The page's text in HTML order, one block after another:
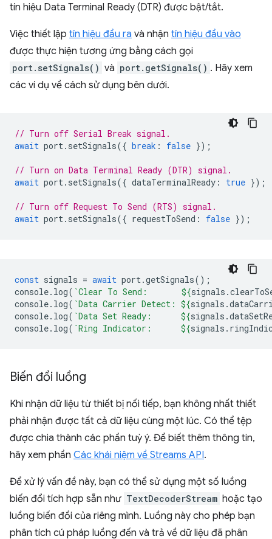
tín hiệu Data Terminal Ready (DTR) được bật/tắt.
Việc thiết lập tín hiệu đầu ra và nhận tín hiệu đầu vào
được thực hiện tương ứng bằng cách gọi
port.setSignals() và port.getSignals() . Hãy xem
các ví dụ về cách sử dụng bên dưới.
// Turn off Serial Break signal.
await port. setSignals({ break : false });
// Turn on Data Terminal Ready (DTR) signal.
await port. setSignals({ dataTerminalReady : true });
// Turn off Request To Send (RTS) signal.
await port. setSignals({ requestToSend : false });
const signals = await port.getSignals();
console. log( `Clear To Send: ${signals .
console. log( `Data Carrier Detect: ${signals .
console. log( `Data Set Ready: ${signals .
console. log( `Ring Indicator: ${signals .
Biến đổi luồng
Khi nhận dữ liệu từ thiết bị nối tiếp, bạn không nhất thiết
phải nhận được tất cả dữ liệu cùng một lúc. Có thể tệp
được chia thành các phần tuỳ ý. Để biết thêm thông tin,
hãy xem phần Các khái niệm về Streams API.
Để xử lý vấn đề này, bạn có thể sử dụng một số luồng
biến đổi tích hợp sẵn như TextDecoderStream hoặc tạo
luồng biến đổi của riêng mình. Luồng này cho phép bạn
phân tích cú pháp luồng đến và trả về dữ liệu đã phân